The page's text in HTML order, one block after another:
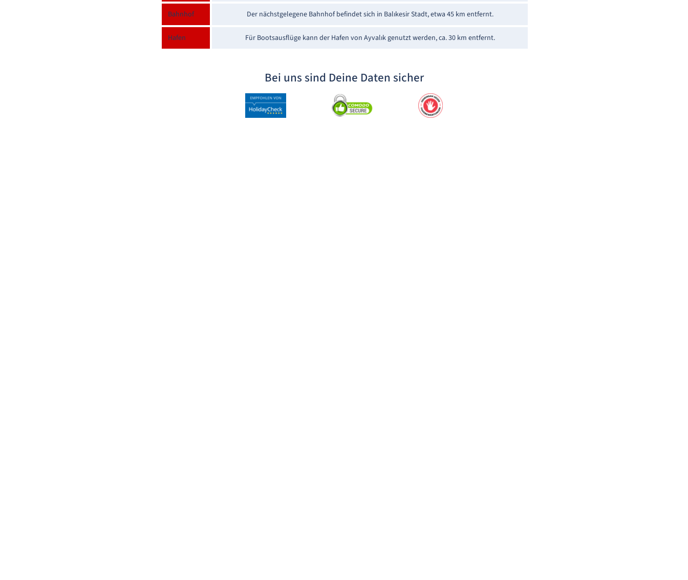
Bahnhof Der nächstgelegene Bahnhof befindet sich in Balıkesir Stadt, etwa 45 km entfernt.
Hafen Für Bootsausflüge kann der Hafen von Ayvalık genutzt werden, ca. 30 km entfernt.
Bei uns sind Deine Daten sicher